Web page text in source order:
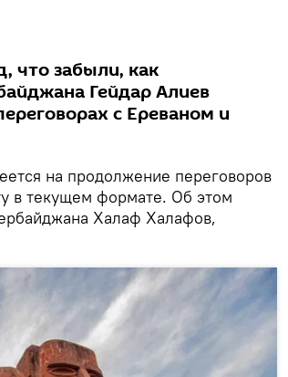
что забыли, как
Гейдар Алиев
с Ереваном и
на продолжение переговоров
в текущем формате. Об этом
Халаф Халафов,